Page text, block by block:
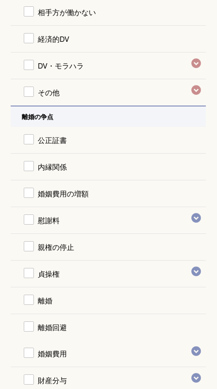
相手方が働かない
経済的DV
DV・モラハラ
その他
離婚の争点
公正証書
内縁関係
婚姻費用の増額
慰謝料
親権の停止
貞操権
離婚
離婚回避
婚姻費用
財産分与